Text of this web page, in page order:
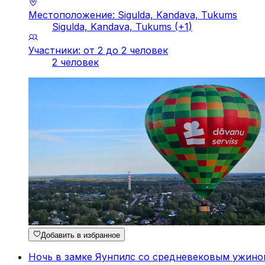
Местоположение: Sigulda, Kandava, Tukums
Sigulda, Kandava, Tukums (+1)
Участники: от 2 до 2 человек
2 человек
Добавить в избранное
Ночь в замке Яунпилс со средневековым